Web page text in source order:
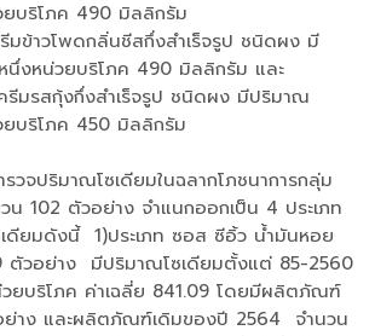
บริโภค 490 มิลลิกรัม
มข้าวโพดกลิ่นชีสกึ่งสำเร็จรูป ชนิดผง มี
นึ่งหน่วยบริโภค 490 มิลลิกรัม และ
รีมรสกุ้งกึ่งสำเร็จรูป ชนิดผง มีปริมาณ
บริโภค 450 มิลลิกรัม
วจปริมาณโซเดียมในฉลากโภชนาการกลุ่ม
น 102 ตัวอย่าง จำแนกออกเป็น 4 ประเภท
ดียมดังนี้ 1)ประเภท ซอส ซีอิ้ว น้ำมันหอย
ตัวอย่าง มีปริมาณโซเดียมตั้งแต่ 85-2560
ยบริโภค ค่าเฉลี่ย 841.09 โดยมีผลิตภัณฑ์
ย่าง และผลิตภัณฑ์เดิมของปี 2564 จำนวน